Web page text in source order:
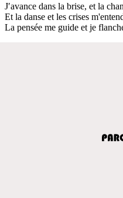
J′avance dans la brise, et la
Et la danse et les crises
La pensée me guide et je